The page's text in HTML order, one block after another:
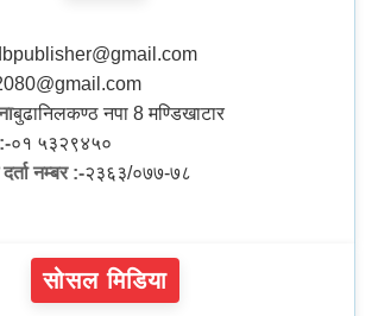
बुढानिलकण्ठ नपा 8 मण्डिखाटार
०१ ५३२९४५०
नम्बर :-२३६३/०७७-७८
सोसल मिडिया